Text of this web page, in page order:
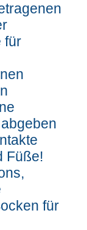
für
Füße!
für